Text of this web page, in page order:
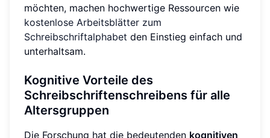
möchten, machen hochwertige Ressourcen wie
kostenlose Arbeitsblätter zum
Schreibschriftalphabet den Einstieg einfach und
unterhaltsam.
Kognitive Vorteile des
Schreibschriftenschreibens für alle
Altersgruppen
Die Forschung hat die bedeutenden kognitiven